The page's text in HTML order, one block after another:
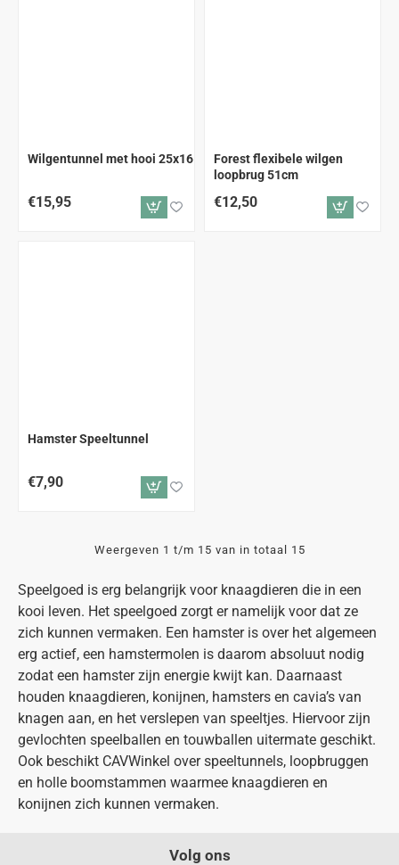
Speelgoed is erg belangrijk voor knaagdieren die in een
kooi leven. Het speelgoed zorgt er namelijk voor dat ze
zich kunnen vermaken. Een hamster is over het algemeen
erg actief, een hamstermolen is daarom absoluut nodig
zodat een hamster zijn energie kwijt kan. Daarnaast
houden knaagdieren, konijnen, hamsters en cavia’s van
knagen aan, en het verslepen van speeltjes. Hiervoor zijn
gevlochten speelballen en touwballen uitermate geschikt.
Ook beschikt CAVWinkel over speeltunnels, loopbruggen
en holle boomstammen waarmee knaagdieren en
konijnen zich kunnen vermaken.
Wilgentunnel met hooi 25x16
€15,95
Forest flexibele wilgen
loopbrug 51cm
€12,50
Hamster Speeltunnel
€7,90
Weergeven 1 t/m 15 van in totaal 15
Volg ons